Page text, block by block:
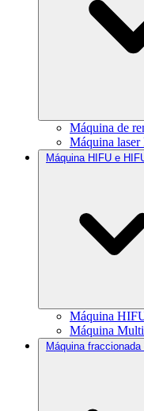
Máquina de
Máquina laser
Máquina HIFU e
Máquina
Máquina
Máquina